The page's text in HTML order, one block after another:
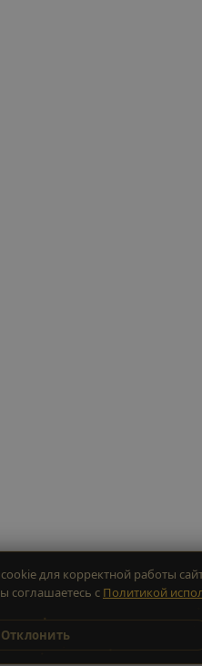
для корректной работы
соглашаетесь с Политикой
Отклонить